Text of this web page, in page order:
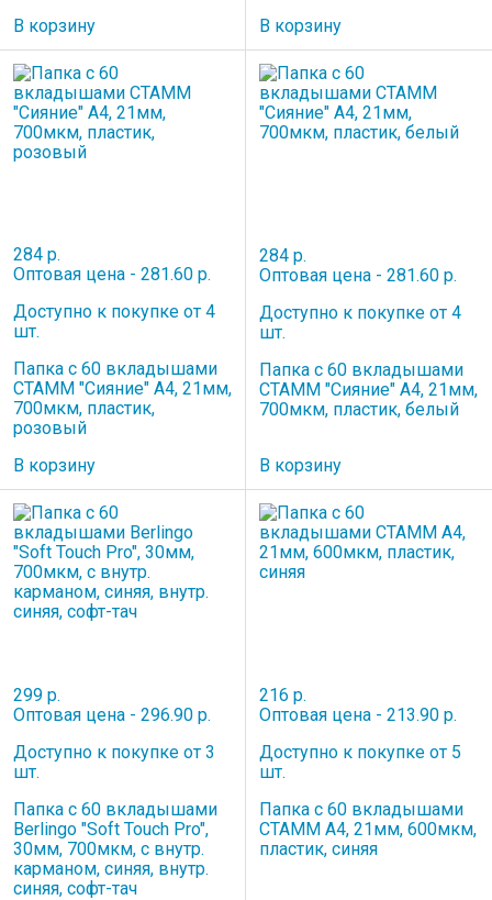
В корзину
В корзину
284 р.
Оптовая цена - 281.60 р.
Доступно к покупке от 4
шт.
Папка с 60 вкладышами
СТАММ "Сияние" А4, 21мм,
700мкм, пластик,
розовый
В корзину
284 р.
Оптовая цена - 281.60 р.
Доступно к покупке от 4
шт.
Папка с 60 вкладышами
СТАММ "Сияние" А4, 21мм,
700мкм, пластик, белый
В корзину
299 р.
Оптовая цена - 296.90 р.
Доступно к покупке от 3
шт.
Папка с 60 вкладышами
Berlingo "Soft Touch Pro",
30мм, 700мкм, с внутр.
карманом, синяя, внутр.
синяя, софт-тач
216 р.
Оптовая цена - 213.90 р.
Доступно к покупке от 5
шт.
Папка с 60 вкладышами
СТАММ А4, 21мм, 600мкм,
пластик, синяя